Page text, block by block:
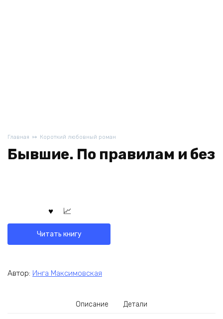
Главная Короткий любовный роман
Бывшие. По правилам и без
Читать книгу
Автор: Инга Максимовская
Описание Детали